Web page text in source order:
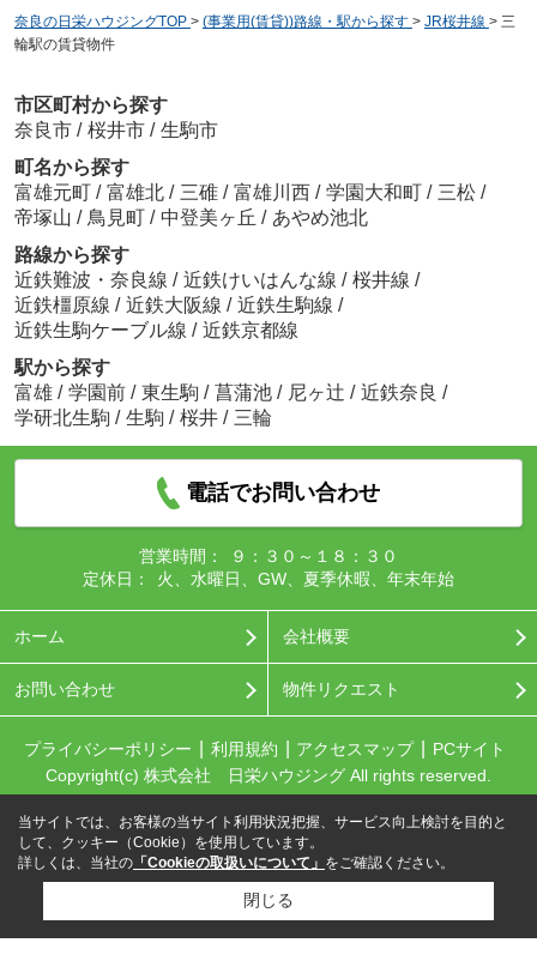
奈良の日栄ハウジングTOP > (事業用(賃貸))路線・駅から探す > JR桜井線 > 三
輪駅の賃貸物件
市区町村から探す
奈良市 / 桜井市 / 生駒市
町名から探す
富雄元町 / 富雄北 / 三碓 / 富雄川西 / 学園大和町 / 三松 /
帝塚山 / 鳥見町 / 中登美ヶ丘 / あやめ池北
路線から探す
近鉄難波・奈良線 / 近鉄けいはんな線 / 桜井線 /
近鉄橿原線 / 近鉄大阪線 / 近鉄生駒線 /
近鉄生駒ケーブル線 / 近鉄京都線
駅から探す
富雄 / 学園前 / 東生駒 / 菖蒲池 / 尼ヶ辻 / 近鉄奈良 /
学研北生駒 / 生駒 / 桜井 / 三輪
電話でお問い合わせ
営業時間：
９：３０～１８：３０
定休日：
火、水曜日、GW、夏季休暇、年末年始
ホーム 会社概要
お問い合わせ 物件リクエスト
プライバシーポリシー 利用規約 アクセスマップ
PCサイト
Copyright(c) 株式会社 日栄ハウジング All rights reserved.
当サイトでは、お客様の当サイト利用状況把握、サービス向上検討を目的と
して、クッキー（Cookie）を使用しています。
詳しくは、当社の 「Cookieの取扱いについて」 をご確認ください。
閉じる